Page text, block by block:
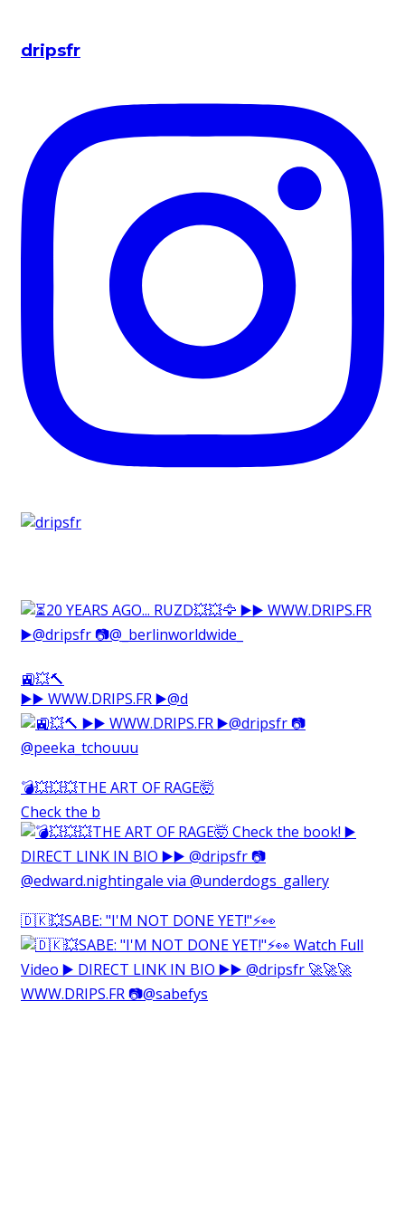
dripsfr
🚉💥🔨⁠
▶️▶️ WWW.DRIPS.FR ▶️@d
💣💥💥💥THE ART OF RAGE🤯⁠
Check the b
🇩🇰💥SABE: "I'M NOT DONE YET!"⚡️👀⁠